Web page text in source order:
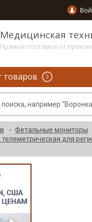
Медицинская
Прямые поставки от
товаров
Фетальные мониторы
телеметрическая для